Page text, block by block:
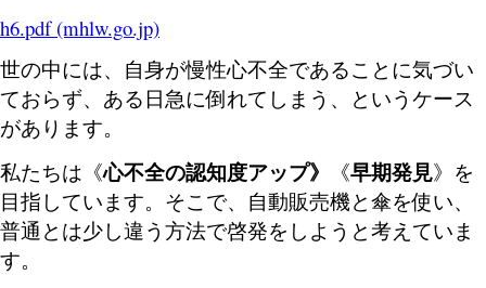
h6.pdf (mhlw.go.jp)
世の中には、自身が慢性心不全であることに気づい
ておらず、ある日急に倒れてしまう、というケース
があります。
私たちは 《心不全の認知度アップ》 《早期発見》 を
目指しています。そこで、自動販売機と傘を使い、
普通とは少し違う方法で啓発をしようと考えていま
す。